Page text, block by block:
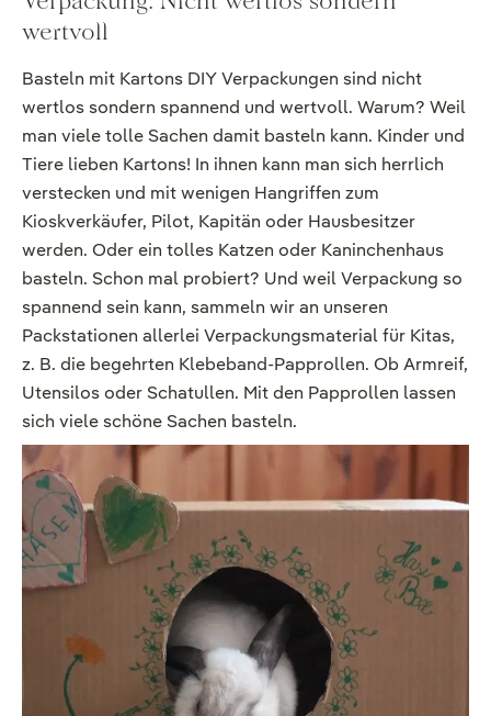
wertvoll
Basteln mit Kartons DIY Verpackungen sind nicht
wertlos sondern spannend und wertvoll. Warum? Weil
man viele tolle Sachen damit basteln kann. Kinder und
Tiere lieben Kartons! In ihnen kann man sich herrlich
verstecken und mit wenigen Hangriffen zum
Kioskverkäufer, Pilot, Kapitän oder Hausbesitzer
werden. Oder ein tolles Katzen oder Kaninchenhaus
basteln. Schon mal probiert? Und weil Verpackung so
spannend sein kann, sammeln wir an unseren
Packstationen allerlei Verpackungsmaterial für Kitas,
z. B. die begehrten Klebeband-Papprollen. Ob Armreif,
Utensilos oder Schatullen. Mit den Papprollen lassen
sich viele schöne Sachen basteln.